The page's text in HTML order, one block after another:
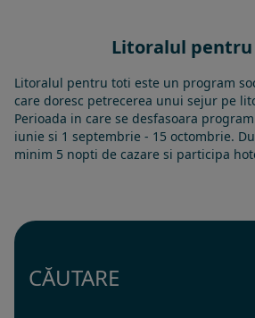
Litoralul
Litoralul pentru toti este un program
care doresc petrecerea unui sejur pe
Perioada in care se desfasoara
iunie si 1 septembrie - 15 octombrie.
minim 5 nopti de cazare si participa
CĂUTARE